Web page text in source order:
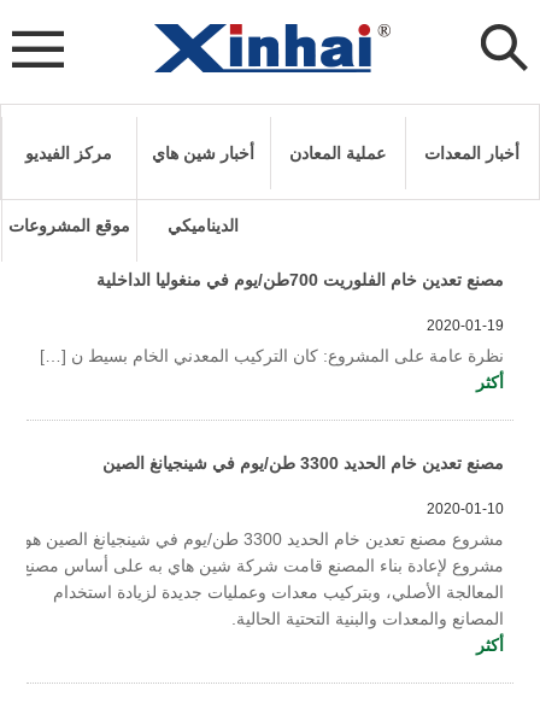
مركز الفيديو أخبار شين هاي عملية المعادن أخبار المعدات
موقع المشروعات الديناميكي
مصنع تعدين خام الفلوريت 700طن/يوم في منغوليا الداخلية
2020-01-19
نظرة عامة على المشروع: كان التركيب المعدني الخام بسيط ن […]
أكثر
مصنع تعدين خام الحديد 3300 طن/يوم في شينجيانغ الصين
2020-01-10
مشروع مصنع تعدين خام الحديد 3300 طن/يوم في شينجيانغ الصين هو
مشروع لإعادة بناء المصنع قامت شركة شين هاي به على أساس مصنع
المعالجة الأصلي، وبتركيب معدات وعمليات جديدة لزيادة استخدام
المصانع والمعدات والبنية التحتية الحالية.
أكثر